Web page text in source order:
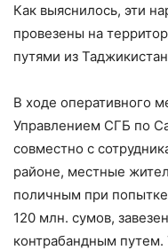
Как выяснилось, эти
провезены на
путями из
В ходе оперативного
Управлением СГБ по
совместно с
районе, местные
поличным при попытке
120 млн. сумов,
контрабандным